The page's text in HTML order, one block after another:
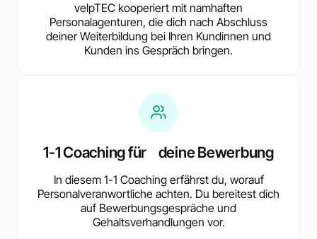
velpTEC kooperiert mit namhaften
Personalagenturen, die dich nach Abschluss
deiner Weiterbildung bei Ihren Kundinnen und
Kunden ins Gespräch bringen.
1-1 Coaching für deine Bewerbung
In diesem 1-1 Coaching erfährst du, worauf
Personalveranwortliche achten. Du bereitest dich
auf Bewerbungsgespräche und
Gehaltsverhandlungen vor.